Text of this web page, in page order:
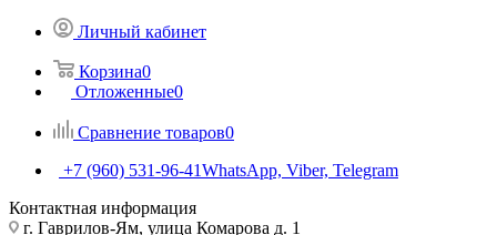
Личный кабинет
Корзина0
Отложенные0
Сравнение товаров0
+7 (960) 531-96-41WhatsApp, Viber, Telegram
Контактная информация
г. Гаврилов-Ям, улица Комарова д. 1